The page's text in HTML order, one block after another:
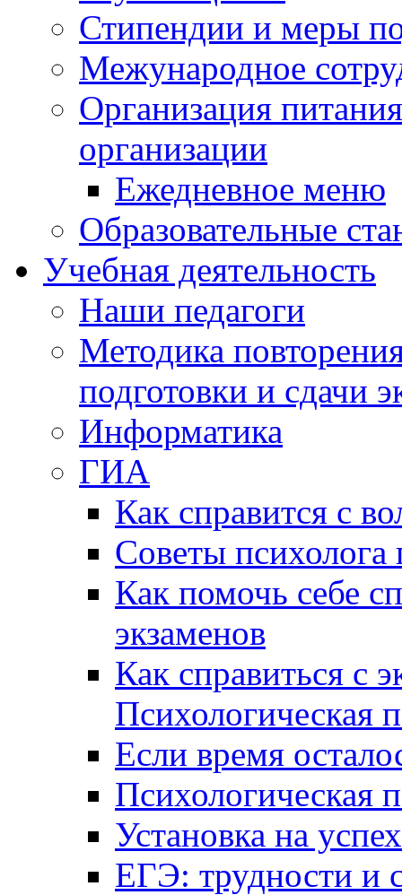
Стипендии и меры
Межународное
Организация
организации
Ежедневное меню
Образовательные
Учебная деятельность
Наши педагоги
Методика
подготовки и сдачи
Информатика
ГИА
Как справится с
Советы
Как помочь себе
экзаменов
Как справиться с
Психологическая
Если время
Психологическая
Установка на успех
ЕГЭ: трудности и